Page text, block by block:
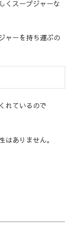
くスープジャーな
ャーを持ち運ぶの
れているので
ありません。